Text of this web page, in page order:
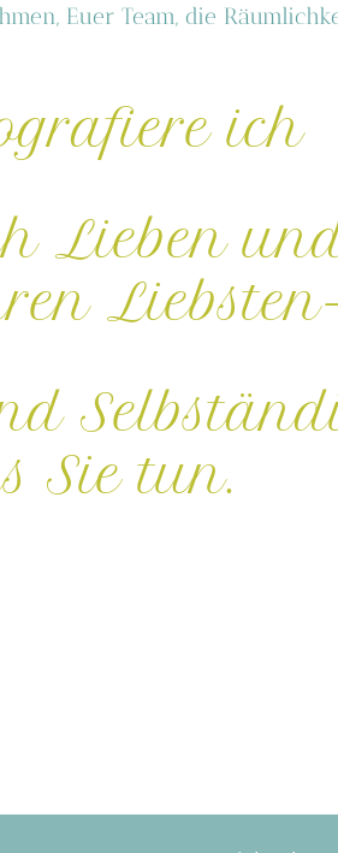
Euer Team, die
ich
Lieben
Sie tun.